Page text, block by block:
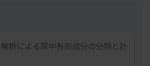
析による尿中有形成分の分類と計